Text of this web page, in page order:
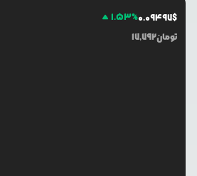
1.53%0.09497$
17,792تومان